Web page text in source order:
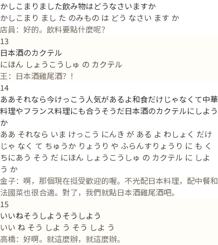
かしこまりました飲み物はどうなさいますか
かしこまり まし た のみもの は どう なさい ます か
店員：好的。飲料要點什麼呢？
13
日本酒のカクテル
にほん しょうこうしゅ の カクテル
王：日本酒雞尾酒？！
14
ああそれなら今けっこう人気があるよ和食だけじゃなくて中華
料理やフランス料理にも合うそうだ日本酒のカクテルにしよう
か
ああ それなら いま けっこう にんき が ある よ わしょく だけ
じゃ なく て ちゅうか りょうり や ふらんすりょうり に も く
ちにあう そう だ にほん しょうこうしゅ の カクテル に しよ
う か
金子：啊，那個現在挺受歡迎的喔。不光配日本料理，配中餐和
法國菜也很合適。對了，我們就點日本酒雞尾酒吧。
15
いいねそうしようそうしよう
いい ね そう しよ う そう しよ う
高橋：好啊。就這麼辦，就這麼辦。